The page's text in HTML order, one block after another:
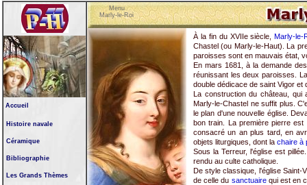
Accueil
Histoire navale
Céramique
Bibliographie
Les Grands Thèmes
À la fin du XVIIe siècle,Marly-le-
Chastel (ou Marly-le-Haut). La
paroisses sont en mauvais état,
En mars 1681, à la demande
réunissant les deux paroisses.
double dédicace de saint Vigor et
La construction du château, qui
Marly-le-Chastel ne suffit plus.
le plan d'une nouvelle église.
bon train. La première pierre
consacré un an plus tard, en
objets liturgiques, dont la chaire à
Sous la Terreur, l'église est
rendu au culte catholique.
De style classique, l'église Saint-
de celle du sanctuairequi est en
Menu
Marly-le-Roi